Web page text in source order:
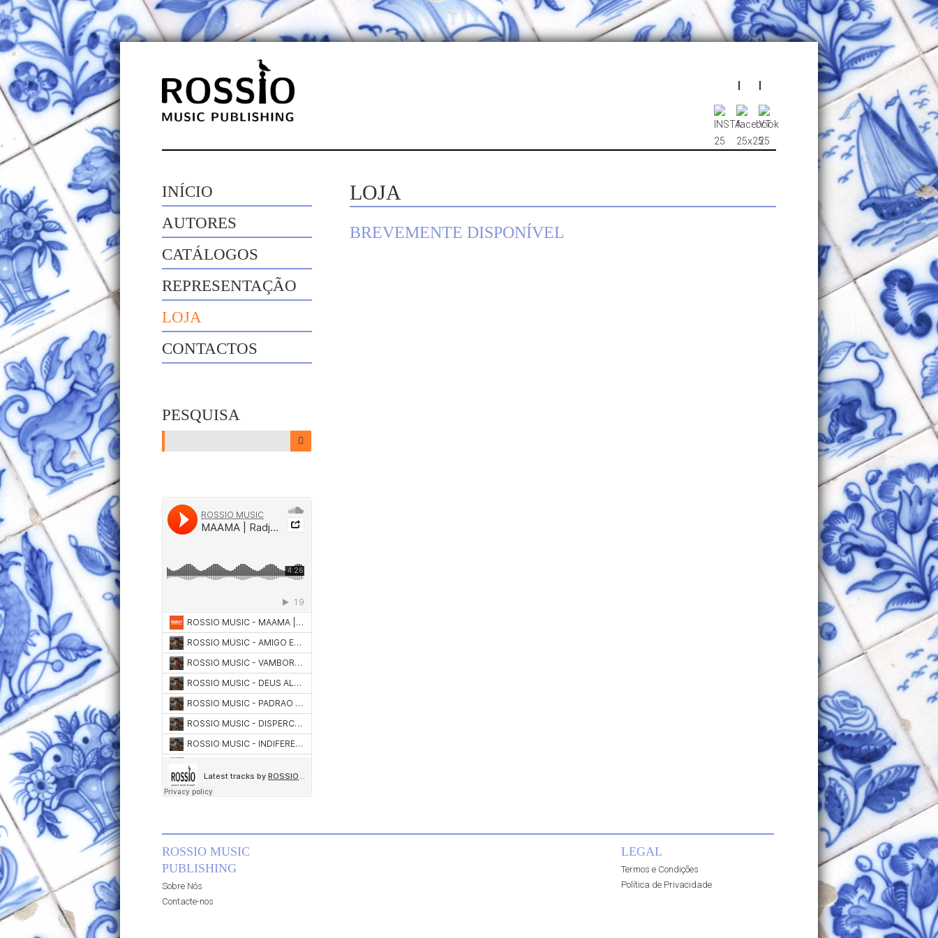
INÍCIO
AUTORES
CATÁLOGOS
REPRESENTAÇÃO
LOJA
CONTACTOS
PESQUISA
LOJA
BREVEMENTE DISPONÍVEL
ROSSIO MUSIC
PUBLISHING
Sobre Nós
Contacte-nos
LEGAL
Termos e Condições
Política de Privacidade